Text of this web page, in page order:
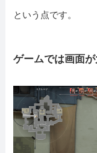
という点です。
ゲームでは画面